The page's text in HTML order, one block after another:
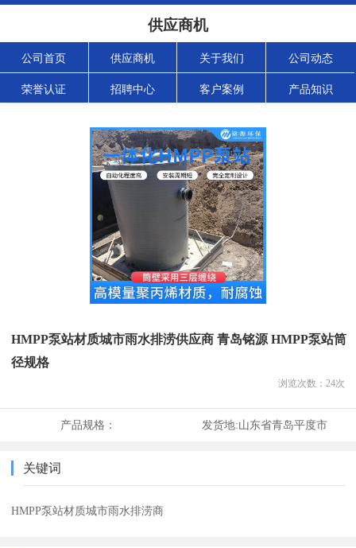
供应商机
公司首页 供应商机 关于我们 公司动态
荣誉认证 招聘中心 客户案例 产品知识
HMPP泵站材质城市雨水排涝供应商 青岛铭源 HMPP泵站筒
径规格
浏览次数： 24次
产品规格： 发货地:山东省青岛平度市
关键词
HMPP泵站材质城市雨水排涝商